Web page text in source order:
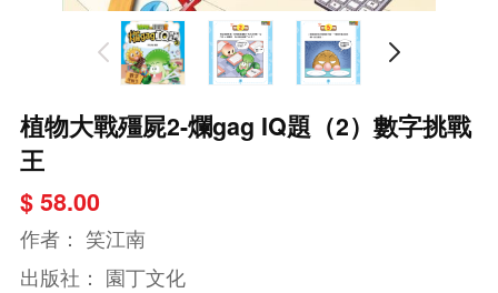
植物大戰殭屍2-爛gag IQ題（2）數字挑戰
王
$ 58.00
作者： 笑江南
出版社： 園丁文化